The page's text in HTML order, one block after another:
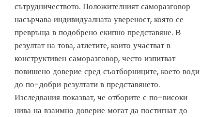
сътрудничеството. Положителният саморазговор
насърчава индивидуалната увереност, която се
превръща в подобрено екипно представяне. В
резултат на това, атлетите, които участват в
конструктивен саморазговор, често изпитват
повишено доверие сред съотборниците, което води
до по-добри резултати в представянето.
Изследвания показват, че отборите с по-високи
нива на взаимно доверие могат да постигнат до